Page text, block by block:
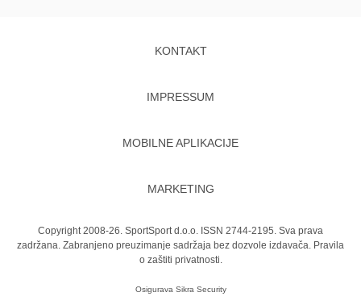
KONTAKT
IMPRESSUM
MOBILNE APLIKACIJE
MARKETING
Copyright 2008-26. SportSport d.o.o. ISSN 2744-2195. Sva prava
zadržana. Zabranjeno preuzimanje sadržaja bez dozvole izdavača. Pravila
o zaštiti privatnosti.
Osigurava Sikra Security